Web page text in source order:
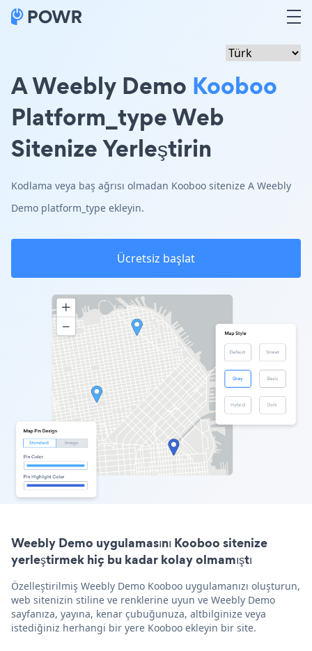
A Weebly Demo Kooboo
Platform_type Web
Sitenize Yerleştirin
Kodlama veya baş ağrısı olmadan Kooboo sitenize A Weebly
Demo platform_type ekleyin.
Ücretsiz başlat
Weebly Demo uygulamasını Kooboo sitenize
yerleştirmek hiç bu kadar kolay olmamıştı
Özelleştirilmiş Weebly Demo Kooboo uygulamanızı oluşturun,
web sitenizin stiline ve renklerine uyun ve Weebly Demo
sayfanıza, yayına, kenar çubuğunuza, altbilginize veya
istediğiniz herhangi bir yere Kooboo ekleyin bir site.